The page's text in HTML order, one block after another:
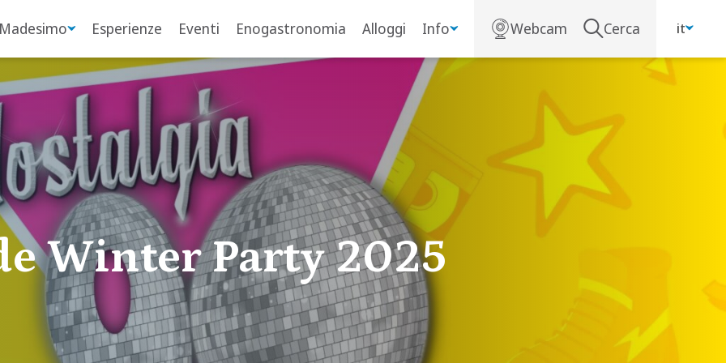
Esperienze Eventi Enogastronomia Alloggi Info Webcam Cerca it
Winter Party 2025